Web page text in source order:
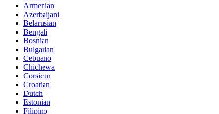
Armenian
Azerbaijani
Belarusian
Bengali
Bosnian
Bulgarian
Cebuano
Chichewa
Corsican
Croatian
Dutch
Estonian
Filipino